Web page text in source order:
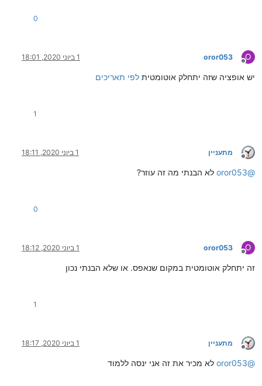
0
O
מנותק
oror053 1 ביוני 2020, 18:01
יש אופציה שזה יתחלק אוטומטית לפי תאריכים
1
מנותק
מתעניין 1 ביוני 2020, 18:11
@
oror053 לא הבנתי מה זה עוזר?
0
O
מנותק
oror053 1 ביוני 2020, 18:12
זה יתחלק אוטומטית במקום שנאפס. או שלא הבנתי נכון
1
מנותק
מתעניין 1 ביוני 2020, 18:17
@
oror053 לא מכיר את זה אני ינסה ללמוד